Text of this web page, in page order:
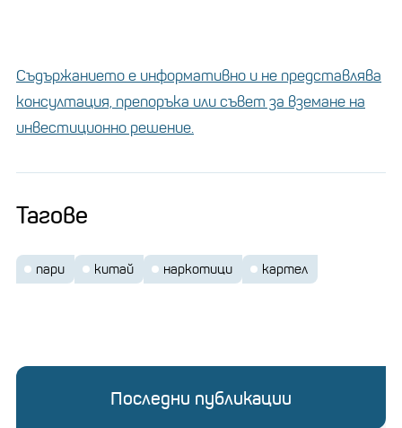
Съдържанието е информативно и не представлява
консултация, препоръка или съвет за вземане на
инвестиционно решение.
Тагове
пари китай наркотици картел
Последни публикации